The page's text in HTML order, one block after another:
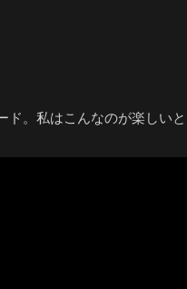
。私はこんなのが楽しい